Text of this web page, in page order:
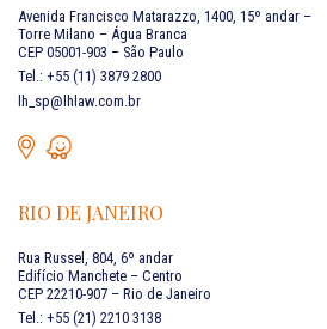
Avenida Francisco Matarazzo, 1400, 15º andar –
Torre Milano – Água Branca
CEP 05001-903 – São Paulo
Tel.: +55 (11) 3879 2800
lh_sp@lhlaw.com.br
RIO DE JANEIRO
Rua Russel, 804, 6º andar
Edifício Manchete – Centro
CEP 22210-907 – Rio de Janeiro
Tel.: +55 (21) 2210 3138